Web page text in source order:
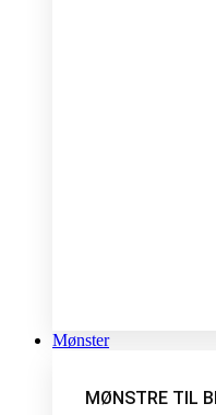
Mønster
MØNSTRE TIL